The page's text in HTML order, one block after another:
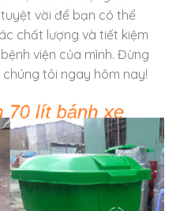
vời để bạn có thể
chất lượng và tiết kiệm
viện của mình. Đừng
tôi ngay hôm nay!